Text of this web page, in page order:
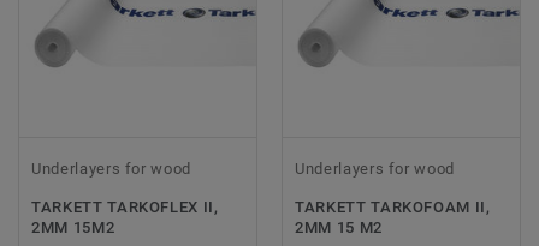
Underlayers for wood
TARKETT TARKOFLEX II,
2MM 15M2
Underlayers for wood
TARKETT TARKOFOAM II,
2MM 15 M2